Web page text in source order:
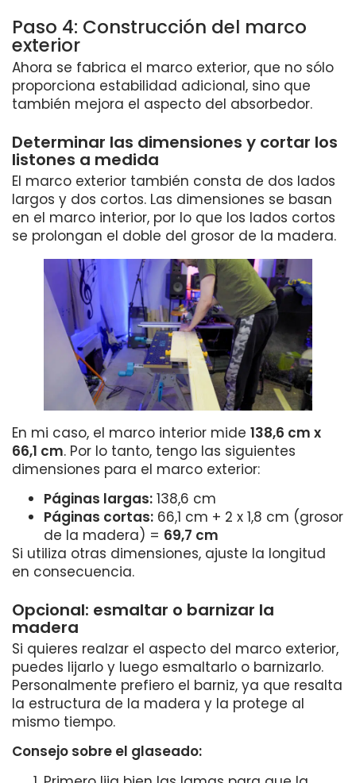
Paso 4: Construcción del marco
exterior
Ahora se fabrica el marco exterior, que no sólo
proporciona estabilidad adicional, sino que
también mejora el aspecto del absorbedor.
Determinar las dimensiones y cortar los
listones a medida
El marco exterior también consta de dos lados
largos y dos cortos. Las dimensiones se basan
en el marco interior, por lo que los lados cortos
se prolongan el doble del grosor de la madera.
En mi caso, el marco interior mide 138,6 cm x
66,1 cm. Por lo tanto, tengo las siguientes
dimensiones para el marco exterior:
Páginas largas: 138,6 cm
Páginas cortas: 66,1 cm + 2 x 1,8 cm (grosor
de la madera) = 69,7 cm
Si utiliza otras dimensiones, ajuste la longitud
en consecuencia.
Opcional: esmaltar o barnizar la
madera
Si quieres realzar el aspecto del marco exterior,
puedes lijarlo y luego esmaltarlo o barnizarlo.
Personalmente prefiero el barniz, ya que resalta
la estructura de la madera y la protege al
mismo tiempo.
Consejo sobre el glaseado: